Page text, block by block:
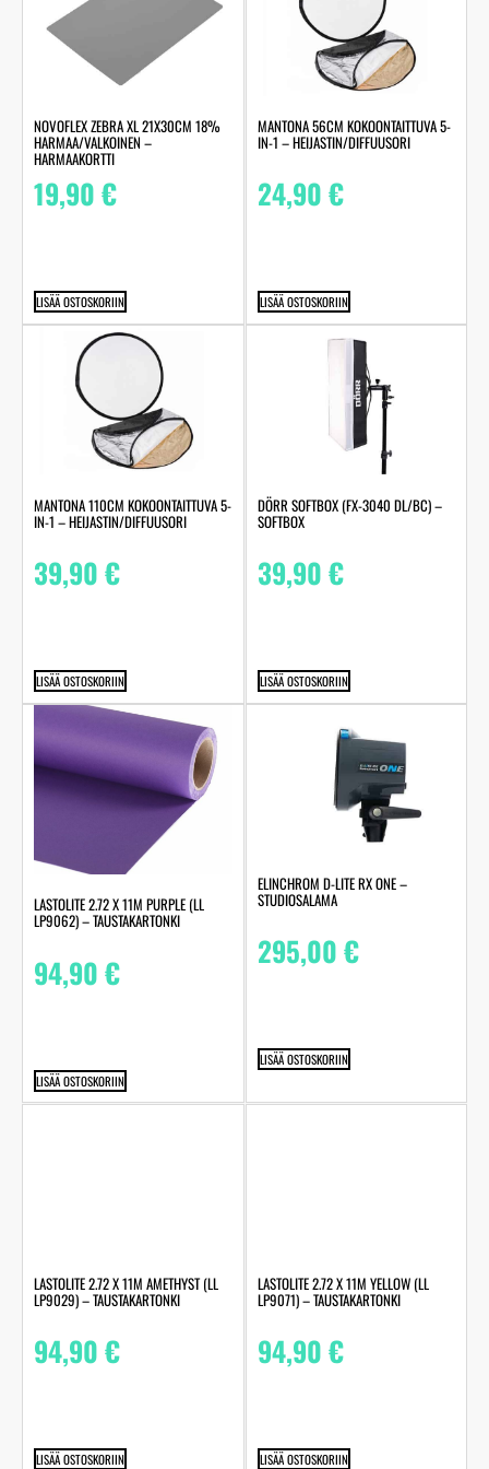
NOVOFLEX ZEBRA XL 21X30CM 18%
HARMAA/VALKOINEN –
HARMAAKORTTI
19,90€
LISÄÄ OSTOSKORIIN
MANTONA 56CM KOKOONTAITTUVA 5-
IN-1 – HEIJASTIN/DIFFUUSORI
24,90€
LISÄÄ OSTOSKORIIN
MANTONA 110CM KOKOONTAITTUVA 5-
IN-1 – HEIJASTIN/DIFFUUSORI
39,90€
LISÄÄ OSTOSKORIIN
DÖRR SOFTBOX (FX-3040 DL/BC) –
SOFTBOX
39,90€
LISÄÄ OSTOSKORIIN
LASTOLITE 2.72 X 11M PURPLE (LL
LP9062) – TAUSTAKARTONKI
94,90€
LISÄÄ OSTOSKORIIN
ELINCHROM D-LITE RX ONE –
STUDIOSALAMA
295,00€
LISÄÄ OSTOSKORIIN
LASTOLITE 2.72 X 11M AMETHYST (LL
LP9029) – TAUSTAKARTONKI
94,90€
LISÄÄ OSTOSKORIIN
LASTOLITE 2.72 X 11M YELLOW (LL
LP9071) – TAUSTAKARTONKI
94,90€
LISÄÄ OSTOSKORIIN